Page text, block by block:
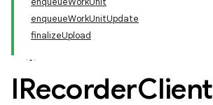
enqueueWorkUnitUpdate
finalizeUpload
IRecorderClient